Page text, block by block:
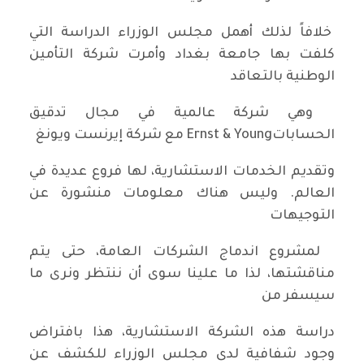
خلافاً لذلك أهمل مجلس الوزراء الدراسة التي
كلفت بها جامعة بغداد وأمرت شركة التأمين
الوطنية بالتعاقد
وهي شركة عالمية في مجال تدقيق
الحساباتErnst & Young مع شركة إيرنست ويونغ
وتقديم الخدمات الاستشارية، لها فروع عديدة في
العالم. وليس هناك معلومات منشورة عن
التوجيهات
لمشروع اندماج الشركات العامة، حتى يتم
مناقشتها، لذا ما علينا سوى أن ننتظر ونرى ما
سيسفر من
دراسة هذه الشركة الاستشارية، هذا بافتراض
وجود شفافية لدى مجلس الوزراء للكشف عن